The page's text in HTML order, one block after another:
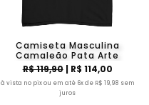
Camiseta Masculina
Camaleão Pata Arte
R$ 119,90| R$ 114,00
à vista no pix ou em até 6x de R$ 19,98 sem
juros